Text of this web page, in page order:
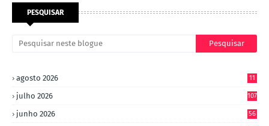
PESQUISAR
agosto 2026 11
julho 2026 107
junho 2026 56